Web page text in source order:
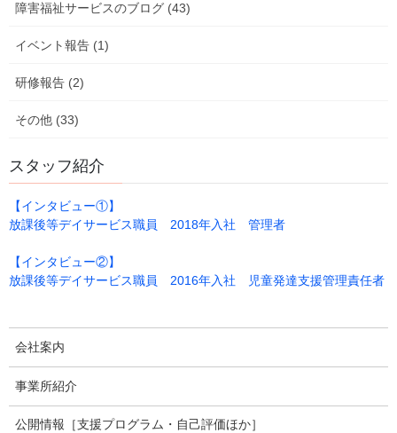
少し、おっかなびっくりにアスレチックに挑戦したり
障害福祉サービスのブログ (43)
イベント報告 (1)
研修報告 (2)
その他 (33)
スタッフ紹介
【インタビュー①】
放課後等デイサービス職員 2018年入社 管理者
【インタビュー②】
放課後等デイサービス職員 2016年入社 児童発達支援管理責任者
会社案内
事業所紹介
公開情報［支援プログラム・自己評価ほか］